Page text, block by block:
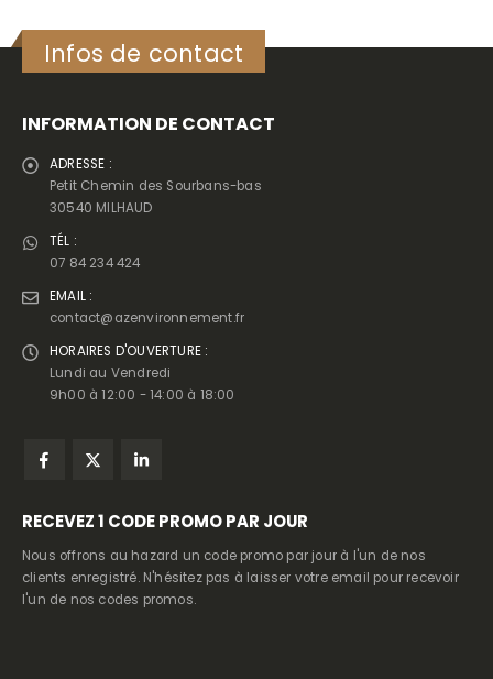
Infos de contact
INFORMATION DE CONTACT
ADRESSE :
Petit Chemin des Sourbans-bas
30540 MILHAUD
TÉL :
07 84 234 424
EMAIL :
contact@azenvironnement.fr
HORAIRES D'OUVERTURE :
Lundi au Vendredi
9h00 à 12:00 - 14:00 à 18:00
RECEVEZ1 CODE PROMO PAR JOUR
Nous offrons au hazard un code promo par jour à l'un de nos
clients enregistré. N'hésitez pas à laisser votre email pour recevoir
l'un de nos codes promos.